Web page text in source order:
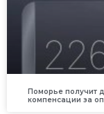
Поморье получит
компенсации за